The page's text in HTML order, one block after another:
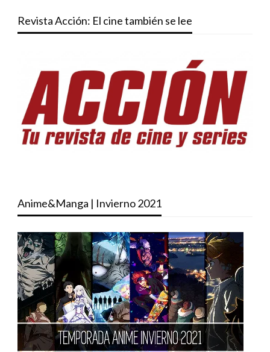
Revista Acción: El cine también se lee
Anime&Manga | Invierno 2021